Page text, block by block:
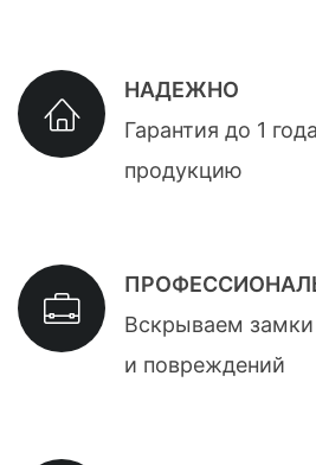
НАДЕЖНО
Гарантия до 1
продукцию
Вскрываем
и повреждений